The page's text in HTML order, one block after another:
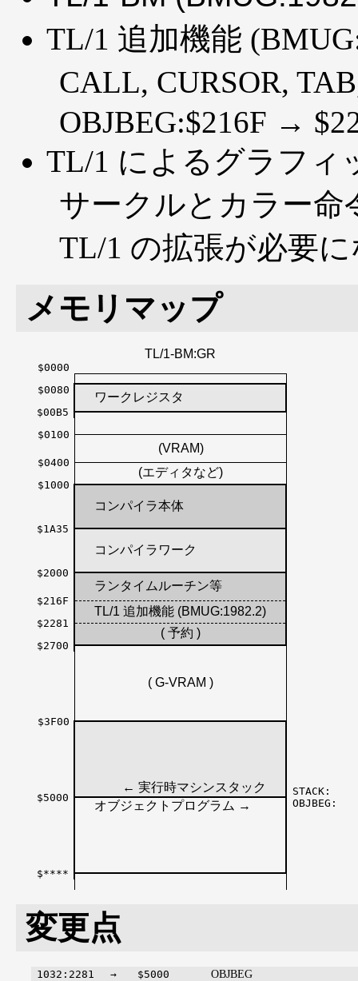
TL/1 追加機能
CALL, CURSOR,
OBJBEG:$216F →
TL/1 によるグラフィ
サークルとカラー命
TL/1 の拡張が必要
メモリマップ
TL/1-BM:GR
$0000
$0080
ワークレジスタ
$00B5
$0100
(VRAM)
$0400
(エディタなど)
$1000
コンパイラ本体
$1A35
コンパイラワーク
$2000
ランタイムルーチン等
$216F
TL/1 追加機能 (BMUG:1982.2)
$2281
( 予約 )
$2700
( G-VRAM )
$3F00
← 実行時マシンスタック STACK:
$5000
オブジェクトプログラム → OBJBEG:
$****
変更点
1032:2281 → $5000 OBJBEG